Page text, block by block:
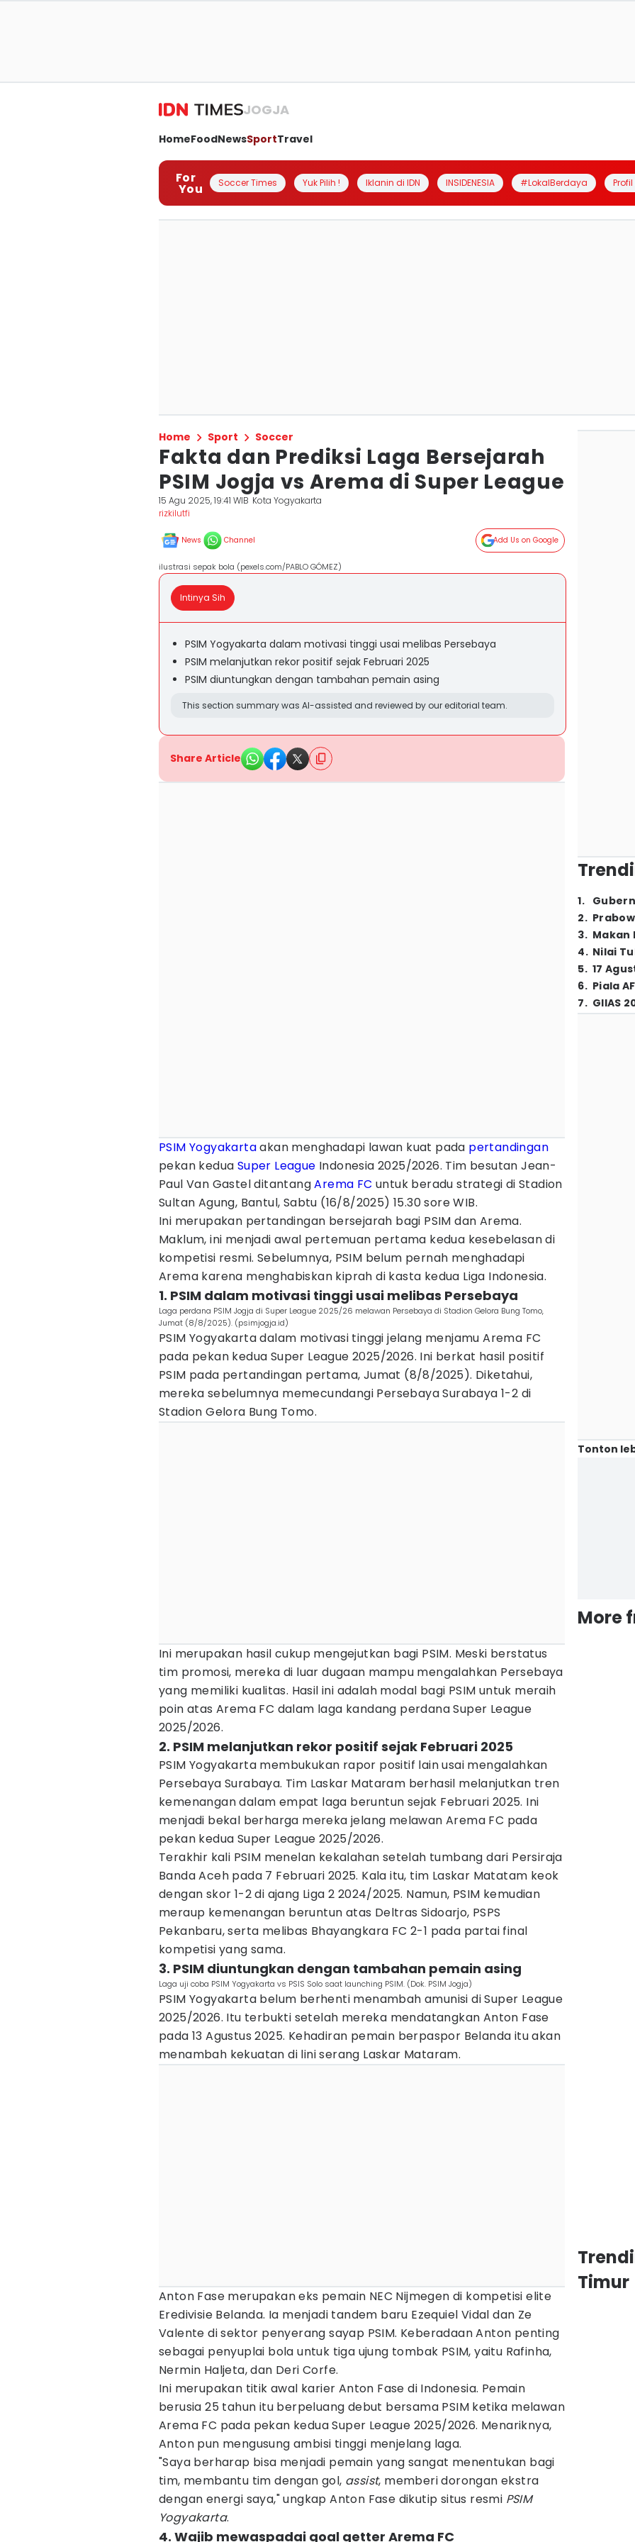
JOGJA
HomeFoodNewsSportTravel
For
You Soccer Times Yuk Pilih ! Iklanin di IDN INSIDENESIA #LokalBerdaya
Home Sport Soccer
Fakta dan Prediksi Laga Bersejarah
PSIM Jogja vs Arema di Super League
15 Agu 2025, 19:41 WIB Kota Yogyakarta
rizkilutfi
News Channel Add Us on Google
ilustrasi sepak bola (pexels.com/PABLO GÓMEZ)
Intinya Sih
PSIM Yogyakarta dalam motivasi tinggi usai melibas Persebaya
PSIM melanjutkan rekor positif sejak Februari 2025
PSIM diuntungkan dengan tambahan pemain asing
This section summary was AI-assisted and reviewed by our editorial team.
Share Article
PSIM Yogyakartaakan menghadapi lawan kuat pada pertandingan
pekan kedua Super League Indonesia 2025/2026. Tim besutan Jean-
Paul Van Gastel ditantangArema FC untuk beradu strategi di Stadion
Sultan Agung, Bantul, Sabtu (16/8/2025) 15.30 sore WIB.
Ini merupakan pertandingan bersejarah bagi PSIM dan Arema.
Maklum, ini menjadi awal pertemuan pertama kedua kesebelasan di
kompetisi resmi. Sebelumnya, PSIM belum pernah menghadapi
Arema karena menghabiskan kiprah di kasta kedua Liga Indonesia.
1. PSIM dalam motivasi tinggi usai melibas Persebaya
Laga perdana PSIM Jogja di Super League 2025/26 melawan Persebaya di Stadion Gelora Bung Tomo,
Jumat (8/8/2025). (psimjogja.id)
PSIM Yogyakarta dalam motivasi tinggi jelang menjamu Arema FC
pada pekan kedua Super League 2025/2026. Ini berkat hasil positif
PSIM pada pertandingan pertama, Jumat (8/8/2025). Diketahui,
mereka sebelumnya memecundangi Persebaya Surabaya 1-2 di
Stadion Gelora Bung Tomo.
Ini merupakan hasil cukup mengejutkan bagi PSIM. Meski berstatus
tim promosi, mereka di luar dugaan mampu mengalahkan Persebaya
yang memiliki kualitas. Hasil ini adalah modal bagi PSIM untuk meraih
poin atas Arema FC dalam laga kandang perdana Super League
2025/2026.
2. PSIM melanjutkan rekor positif sejak Februari 2025
PSIM Yogyakarta membukukan rapor positif lain usai mengalahkan
Persebaya Surabaya. Tim Laskar Mataram berhasil melanjutkan tren
kemenangan dalam empat laga beruntun sejak Februari 2025. Ini
menjadi bekal berharga mereka jelang melawan Arema FC pada
pekan kedua Super League 2025/2026.
Terakhir kali PSIM menelan kekalahan setelah tumbang dari Persiraja
Banda Aceh pada 7 Februari 2025. Kala itu, tim Laskar Matatam keok
dengan skor 1-2 di ajang Liga 2 2024/2025. Namun, PSIM kemudian
meraup kemenangan beruntun atas Deltras Sidoarjo, PSPS
Pekanbaru, serta melibas Bhayangkara FC 2-1 pada partai final
kompetisi yang sama.
3. PSIM diuntungkan dengan tambahan pemain asing
Laga uji coba PSIM Yogyakarta vs PSIS Solo saat launching PSIM. (Dok. PSIM Jogja)
PSIM Yogyakarta belum berhenti menambah amunisi di Super League
2025/2026. Itu terbukti setelah mereka mendatangkan Anton Fase
pada 13 Agustus 2025. Kehadiran pemain berpaspor Belanda itu akan
menambah kekuatan di lini serang Laskar Mataram.
Anton Fase merupakan eks pemain NEC Nijmegen di kompetisi elite
Eredivisie Belanda. Ia menjadi tandem baru Ezequiel Vidal dan Ze
Valente di sektor penyerang sayap PSIM. Keberadaan Anton penting
sebagai penyuplai bola untuk tiga ujung tombak PSIM, yaitu Rafinha,
Nermin Haljeta, dan Deri Corfe.
Ini merupakan titik awal karier Anton Fase di Indonesia. Pemain
berusia 25 tahun itu berpeluang debut bersama PSIM ketika melawan
Arema FC pada pekan kedua Super League 2025/2026. Menariknya,
Anton pun mengusung ambisi tinggi menjelang laga.
"Saya berharap bisa menjadi pemain yang sangat menentukan bagi
tim, membantu tim dengan gol, assist, memberi dorongan ekstra
dengan energi saya," ungkap Anton Fase dikutip situs resmi PSIM
Yogyakarta.
4. Wajib mewaspadai goal getter Arema FC
1.
2.
3. Makan
4. Nilai
5. 17
6. Piala
7. GIIAS
Tonton
More
Timur